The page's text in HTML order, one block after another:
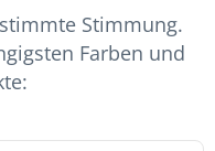
Stimmung.
Farben und